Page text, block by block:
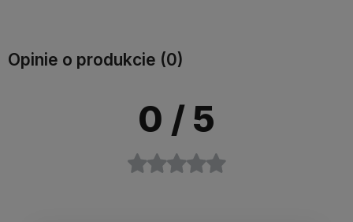
Opinie o produkcie (0)
0 / 5